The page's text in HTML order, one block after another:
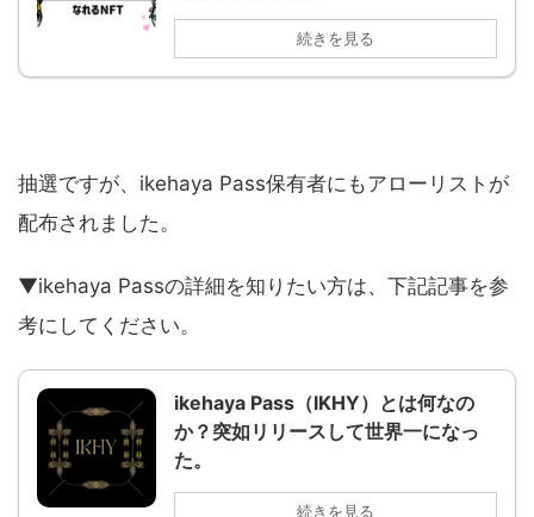
続きを見る
抽選ですが、ikehaya Pass保有者にもアローリストが
配布されました。
▼ikehaya Passの詳細を知りたい方は、下記記事を参
考にしてください。
ikehaya Pass（IKHY）とは何なの
か？突如リリースして世界一になっ
た。
続きを見る